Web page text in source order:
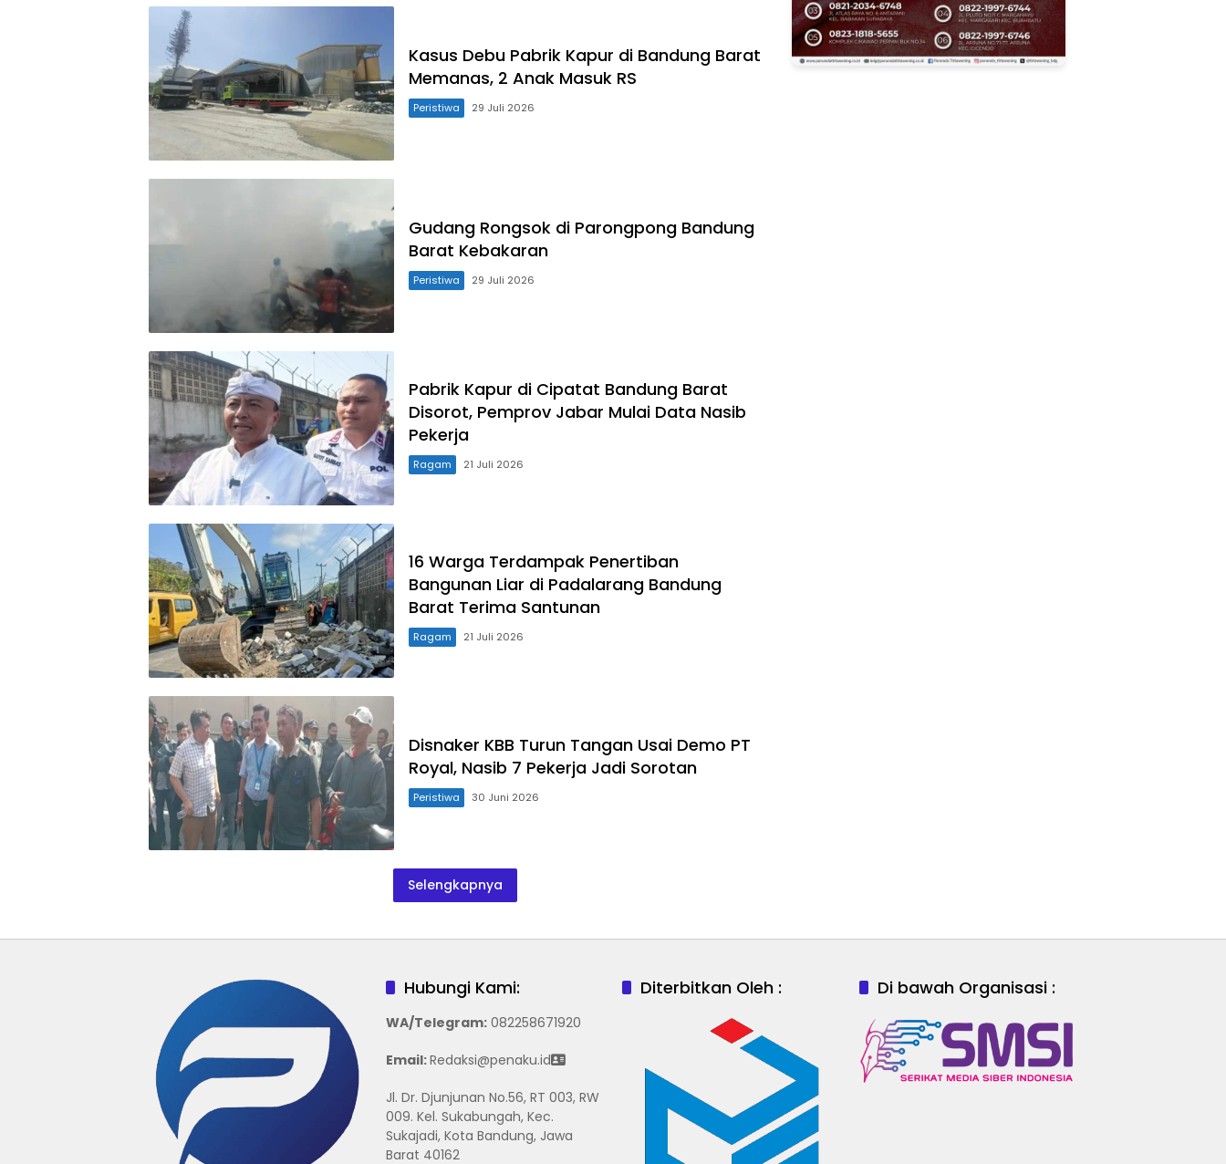
Kasus Debu Pabrik Kapur di Bandung Barat
Memanas, 2 Anak Masuk RS
Peristiwa 29 Juli 2026
Gudang Rongsok di Parongpong Bandung
Barat Kebakaran
Peristiwa 29 Juli 2026
Pabrik Kapur di Cipatat Bandung Barat
Disorot, Pemprov Jabar Mulai Data Nasib
Pekerja
Ragam 21 Juli 2026
16 Warga Terdampak Penertiban
Bangunan Liar di Padalarang Bandung
Barat Terima Santunan
Ragam 21 Juli 2026
Disnaker KBB Turun Tangan Usai Demo PT
Royal, Nasib 7 Pekerja Jadi Sorotan
Peristiwa 30 Juni 2026
Selengkapnya
Hubungi Kami:
WA/Telegram:082258671920
Email:Redaksi@penaku.id
Jl. Dr. Djunjunan No.56, RT 003, RW
009. Kel. Sukabungah, Kec.
Sukajadi, Kota Bandung, Jawa
Barat 40162
Diterbitkan Oleh : Di bawah Organisasi :